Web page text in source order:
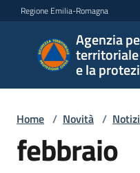
Vai al contenuto
Vai alla navigazione
Vai al footer
Regione Emilia-Romagna
Agenzia
territoriale
e la
Agenzia
per la
sicurezza
e la
protezione
civile
Home / Novità /
febbraio